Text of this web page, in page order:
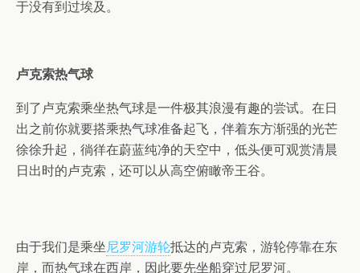
于没有到过埃及。
卢克索热气球
到了卢克索乘坐热气球是一件极其浪漫有趣的尝试。在日
出之前你就要搭乘热气球准备起飞，伴着东方渐强的光芒
徐徐升起，徜徉在蔚蓝纯净的天空中，低头便可观赏清晨
日出时的卢克索，还可以从高空俯瞰帝王谷。
由于我们是乘坐尼罗河游轮抵达的卢克索，游轮停靠在东
岸，而热气球在西岸，因此要先坐船穿过尼罗河。